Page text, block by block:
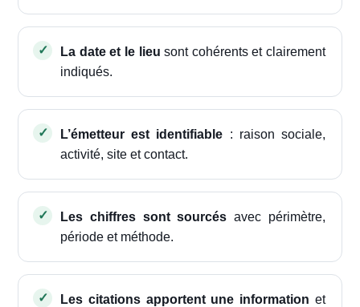
La date et le lieu sont cohérents et clairement
indiqués.
L’émetteur est identifiable : raison sociale,
activité, site et contact.
Les chiffres sont sourcés avec périmètre,
période et méthode.
Les citations apportent une information et